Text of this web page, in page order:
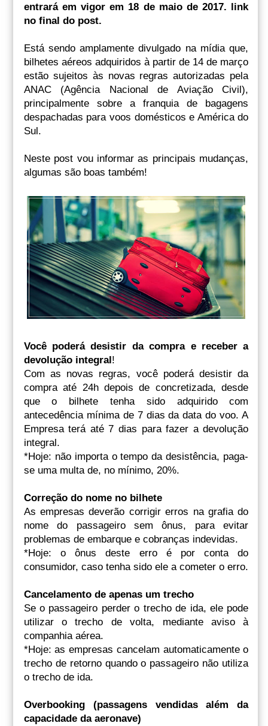
entrará em vigor em 18 de maio de 2017. link
no final do post.
Está sendo amplamente divulgado na mídia que,
bilhetes aéreos adquiridos à partir de 14 de março
estão sujeitos às novas regras autorizadas pela
ANAC (Agência Nacional de Aviação Civil),
principalmente sobre a franquia de bagagens
despachadas para voos domésticos e América do
Sul.
Neste post vou informar as principais mudanças,
algumas são boas também!
Você poderá desistir da compra e receber a
devolução integral !
Com as novas regras, você poderá desistir da
compra até 24h depois de concretizada, desde
que o bilhete tenha sido adquirido com
antecedência mínima de 7 dias da data do voo. A
Empresa terá até 7 dias para fazer a devolução
integral.
*Hoje: não importa o tempo da desistência, paga-
se uma multa de, no mínimo, 20%.
Correção do nome no bilhete
As empresas deverão corrigir erros na grafia do
nome do passageiro sem ônus, para evitar
problemas de embarque e cobranças indevidas.
*Hoje: o ônus deste erro é por conta do
consumidor, caso tenha sido ele a cometer o erro.
Cancelamento de apenas um trecho
Se o passageiro perder o trecho de ida, ele pode
utilizar o trecho de volta, mediante aviso à
companhia aérea.
*Hoje: as empresas cancelam automaticamente o
trecho de retorno quando o passageiro não utiliza
o trecho de ida.
Overbooking (passagens vendidas além da
capacidade da aeronave)